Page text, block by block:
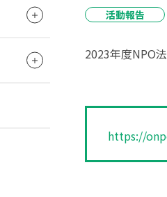
活動報告
2023年度NPO
https://